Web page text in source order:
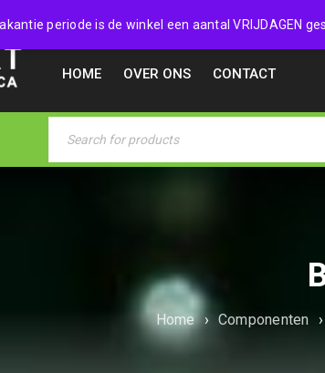
periode is de winkel een aantal VRIJDAGEN
038 4532357
HOME OVER ONS CONTACT
Home › Componenten ›